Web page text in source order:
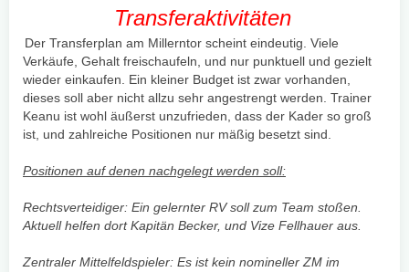
Transferaktivitäten
Der Transferplan am Millerntor scheint eindeutig. Viele
Verkäufe, Gehalt freischaufeln, und nur punktuell und gezielt
wieder einkaufen. Ein kleiner Budget ist zwar vorhanden,
dieses soll aber nicht allzu sehr angestrengt werden. Trainer
Keanu ist wohl äußerst unzufrieden, dass der Kader so groß
ist, und zahlreiche Positionen nur mäßig besetzt sind.
Positionen auf denen nachgelegt werden soll:
Rechtsverteidiger: Ein gelernter RV soll zum Team stoßen.
Aktuell helfen dort Kapitän Becker, und Vize Fellhauer aus.
Zentraler Mittelfeldspieler: Es ist kein nomineller ZM im